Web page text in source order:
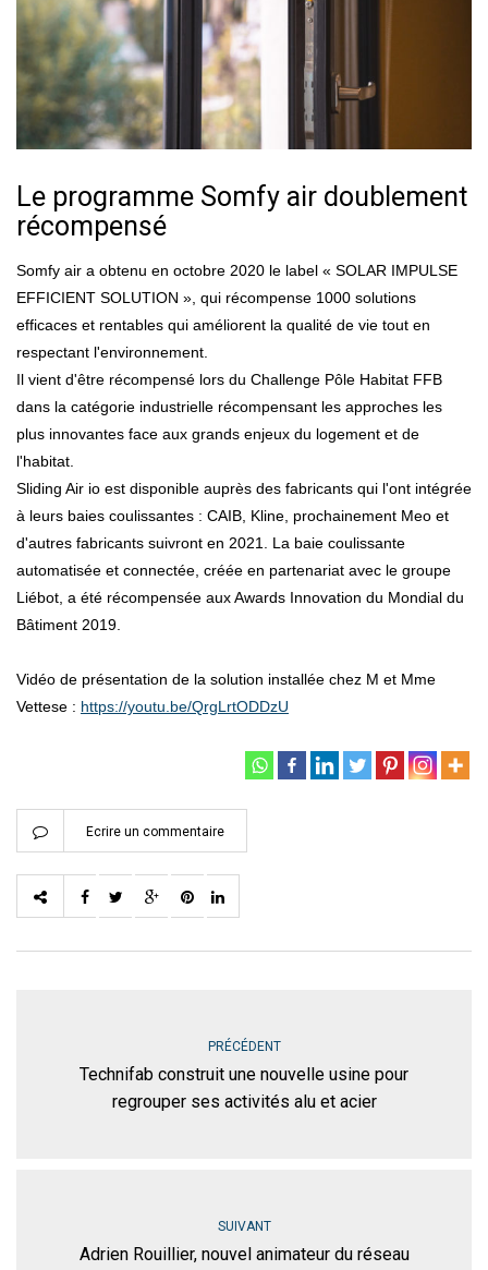
Le programme Somfy air doublement
récompensé
Somfy air a obtenu en octobre 2020 le label « SOLAR IMPULSE
EFFICIENT SOLUTION », qui récompense 1000 solutions
efficaces et rentables qui améliorent la qualité de vie tout en
respectant l'environnement.
Il vient d'être récompensé lors du Challenge Pôle Habitat FFB
dans la catégorie industrielle récompensant les approches les
plus innovantes face aux grands enjeux du logement et de
l'habitat.
Sliding Air io est disponible auprès des fabricants qui l'ont intégrée
à leurs baies coulissantes : CAIB, Kline, prochainement Meo et
d'autres fabricants suivront en 2021. La baie coulissante
automatisée et connectée, créée en partenariat avec le groupe
Liébot, a été récompensée aux Awards Innovation du Mondial du
Bâtiment 2019.
Vidéo de présentation de la solution installée chez M et Mme
Vettese : https://youtu.be/QrgLrtODDzU
Ecrire un commentaire
PRÉCÉDENT
Technifab construit une nouvelle usine pour
regrouper ses activités alu et acier
SUIVANT
Adrien Rouillier, nouvel animateur du réseau